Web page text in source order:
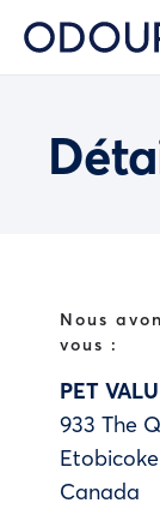
Nous
vous :
PET
933 The
Etobicoke
Canada